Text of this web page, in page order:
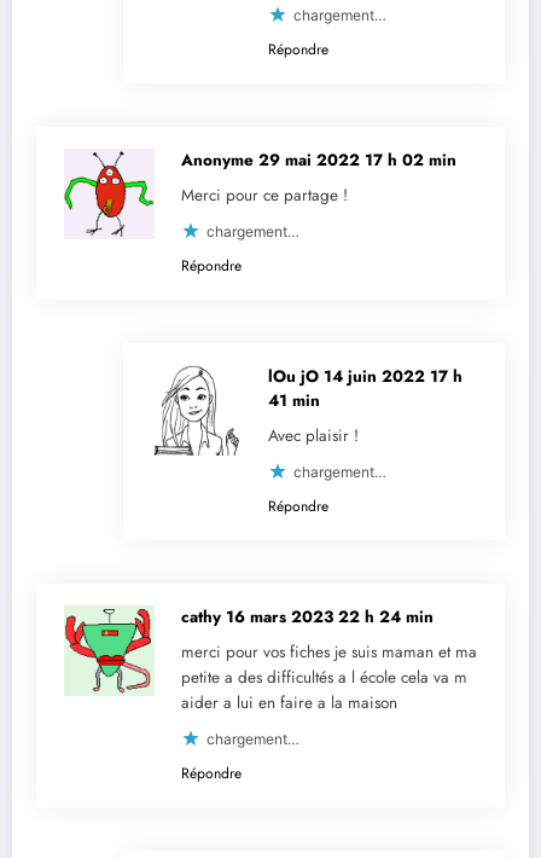
chargement…
Répondre
Anonyme 29 mai 2022 17 h 02 min
Merci pour ce partage !
chargement…
Répondre
lOu jO 14 juin 2022 17 h
41 min
Avec plaisir !
chargement…
Répondre
cathy 16 mars 2023 22 h 24 min
merci pour vos fiches je suis maman et ma
petite a des difficultés a l école cela va m
aider a lui en faire a la maison
chargement…
Répondre